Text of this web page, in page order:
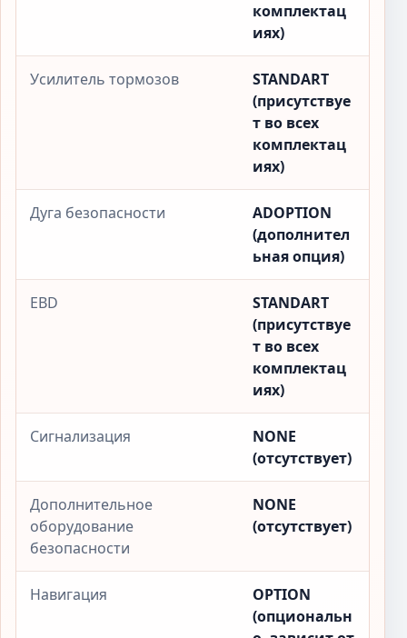
комплектац
иях)
Усилитель тормозов
STANDART
(присутствуе
т во всех
комплектац
иях)
Дуга безопасности
ADOPTION
(дополнител
ьная опция)
EBD
STANDART
(присутствуе
т во всех
комплектац
иях)
Сигнализация
NONE
(отсутствует)
Дополнительное
оборудование
безопасности
NONE
(отсутствует)
Навигация
OPTION
(опциональн